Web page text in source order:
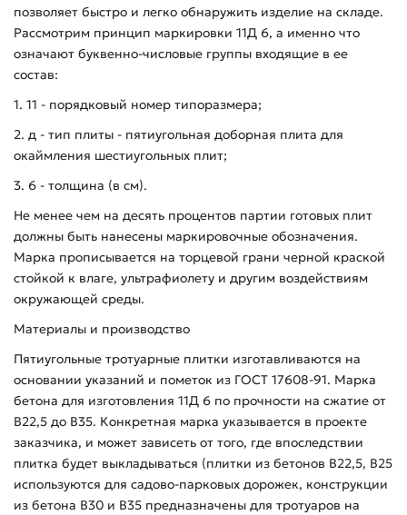
позволяет быстро и легко обнаружить изделие на складе.
Рассмотрим принцип маркировки 11Д 6, а именно что
означают буквенно-числовые группы входящие в ее
состав:
1. 11 - порядковый номер типоразмера;
2. д - тип плиты - пятиугольная доборная плита для
окаймления шестиугольных плит;
3. 6 - толщина (в см).
Не менее чем на десять процентов партии готовых плит
должны быть нанесены маркировочные обозначения.
Марка прописывается на торцевой грани черной краской
стойкой к влаге, ультрафиолету и другим воздействиям
окружающей среды.
Материалы и производство
Пятиугольные тротуарные плитки изготавливаются на
основании указаний и пометок из ГОСТ 17608-91. Марка
бетона для изготовления 11Д 6 по прочности на сжатие от
В22,5 до В35. Конкретная марка указывается в проекте
заказчика, и может зависеть от того, где впоследствии
плитка будет выкладываться (плитки из бетонов В22,5, В25
используются для садово-парковых дорожек, конструкции
из бетона В30 и В35 предназначены для тротуаров на